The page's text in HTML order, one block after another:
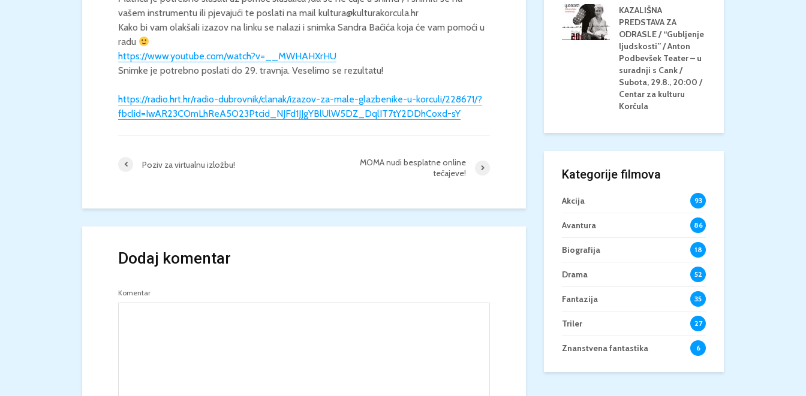
vašem instrumentu ili pjevajući te poslati na mail kultura@kulturakorcula.hr
Kako bi vam olakšali izazov na linku se nalazi i snimka Sandra Bačića koja će vam pomoći u
radu
https://www.youtube.com/watch?v=__MWHAHXrHU
Snimke je potrebno poslati do 29. travnja. Veselimo se rezultatu!
https://radio.hrt.hr/radio-dubrovnik/clanak/izazov-za-male-glazbenike-u-korculi/228671/?
fbclid=IwAR23COmLhReA5O23Ptcid_NJFd1JJgYBlUlW5DZ_DqlIT7tY2DDhCoxd-sY
Poziv za virtualnu izložbu!
MOMA nudi besplatne online
tečajeve!
Dodaj komentar
Komentar
KONCERT KLASIČNE
GLAZBE / Marin Limić i
Utorak, 25.8., 21:00 /
Atrij Gradske vijećnice
KINO / ICE CREAM
MAN / Četvrtak, 20.8.,
KAZALIŠNA
PREDSTAVA ZA
ODRASLE / “Gubljenje
ljudskosti” / Anton
Podbevšek Teater – u
suradnji s Cank /
Subota, 29.8., 20:00 /
Centar za kulturu
Korčula
Kategorije filmova
Akcija 93
Avantura 86
Biografija 18
Drama 52
Fantazija 35
Triler 27
Znanstvena fantastika 6